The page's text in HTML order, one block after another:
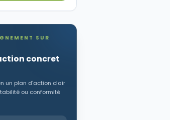
SUR
concret
un plan d'action clair
ou conformité